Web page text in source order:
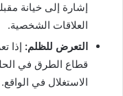
إشارة إلى خيانة
العلاقات الشخصية.
التعرض للظلم: إذا
قطاع الطرق في
الاستغلال في الواقع.